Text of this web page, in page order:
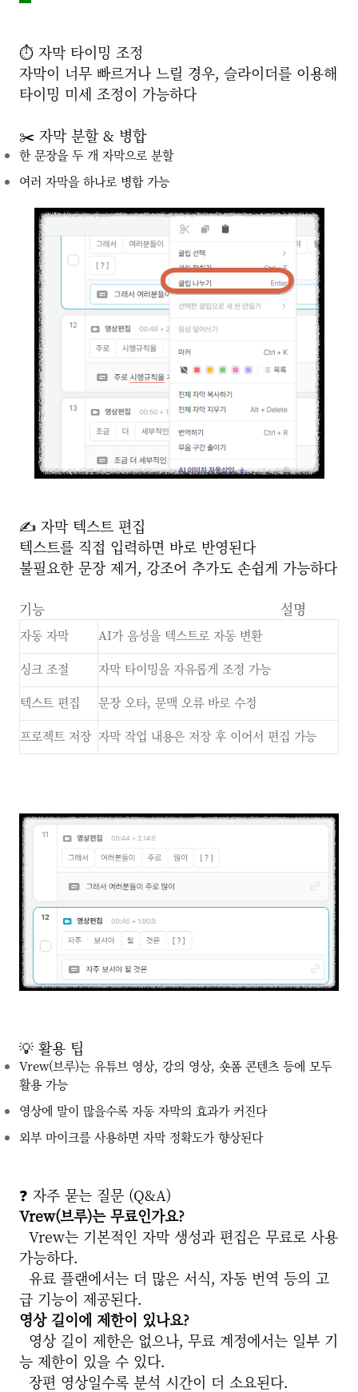
⏱️ 자막 타이밍 조정
자막이 너무 빠르거나 느릴 경우, 슬라이더를 이용해
타이밍 미세 조정이 가능하다
✂️ 자막 분할 & 병합
한 문장을 두 개 자막으로 분할
여러 자막을 하나로 병합 가능
✍️ 자막 텍스트 편집
텍스트를 직접 입력하면 바로 반영된다
불필요한 문장 제거, 강조어 추가도 손쉽게 가능하다
기능 설명
자동 자막
AI가 음성을 텍스트로 자동 변환
싱크 조절
자막 타이밍을 자유롭게 조정 가능
텍스트 편집
문장 오타, 문맥 오류 바로 수정
프로젝트 저장 자막 작업 내용은 저장 후 이어서 편집 가능
💡 활용 팁
Vrew(브루)는 유튜브 영상, 강의 영상, 숏폼 콘텐츠 등에 모두
활용 가능
영상에 말이 많을수록 자동 자막의 효과가 커진다
외부 마이크를 사용하면 자막 정확도가 향상된다
❓ 자주 묻는 질문 (Q&A)
Vrew(브루)는 무료인가요?
Vrew는 기본적인 자막 생성과 편집은 무료로 사용
가능하다.
유료 플랜에서는 더 많은 서식, 자동 번역 등의 고
급 기능이 제공된다.
영상 길이에 제한이 있나요?
영상 길이 제한은 없으나, 무료 계정에서는 일부 기
능 제한이 있을 수 있다.
장편 영상일수록 분석 시간이 더 소요된다.